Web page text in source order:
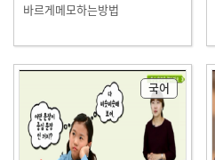
바르게메모하는방법
국어